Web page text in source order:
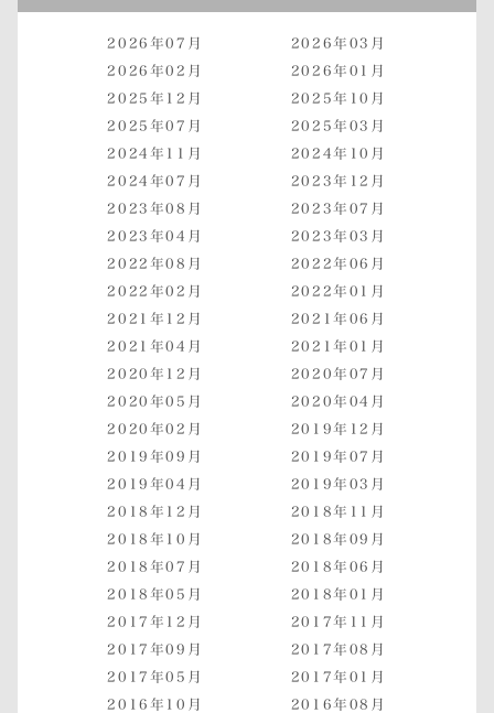
2026年07月
2026年03月
2026年02月
2026年01月
2025年12月
2025年10月
2025年07月
2025年03月
2024年11月
2024年10月
2024年07月
2023年12月
2023年08月
2023年07月
2023年04月
2023年03月
2022年08月
2022年06月
2022年02月
2022年01月
2021年12月
2021年06月
2021年04月
2021年01月
2020年12月
2020年07月
2020年05月
2020年04月
2020年02月
2019年12月
2019年09月
2019年07月
2019年04月
2019年03月
2018年12月
2018年11月
2018年10月
2018年09月
2018年07月
2018年06月
2018年05月
2018年01月
2017年12月
2017年11月
2017年09月
2017年08月
2017年05月
2017年01月
2016年10月
2016年08月